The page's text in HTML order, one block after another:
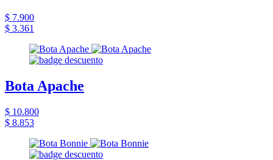
$ 7.900
$ 3.361
Bota Apache
$ 10.800
$ 8.853